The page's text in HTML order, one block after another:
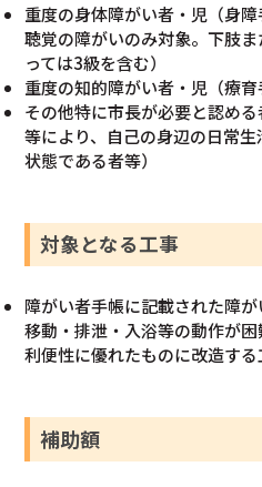
重度の身体障がい者・児（身
聴覚の障がいのみ対象。下肢
っては3級を含む）
重度の知的障がい者・児（療育
その他特に市長が必要と認め
等により、自己の身辺の日常
状態である者等）
対象となる工事
障がい者手帳に記載された障
移動・排泄・入浴等の動作が
利便性に優れたものに改造する
補助額